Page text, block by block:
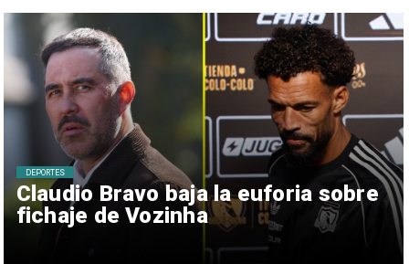
Claudio Bravo baja la euforia sobre
fichaje de Vozinha
DEPORTES